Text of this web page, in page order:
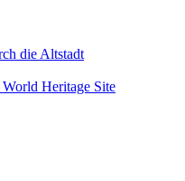
die Altstadt
Heritage Site